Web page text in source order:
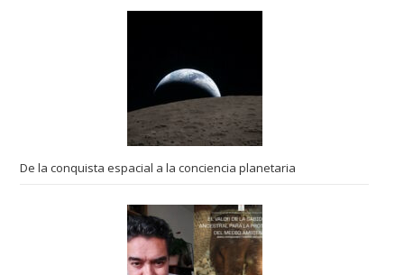
De la conquista espacial a la conciencia planetaria